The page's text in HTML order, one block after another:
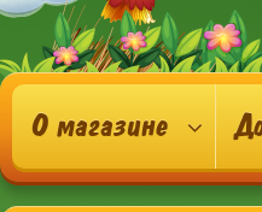
О магазине